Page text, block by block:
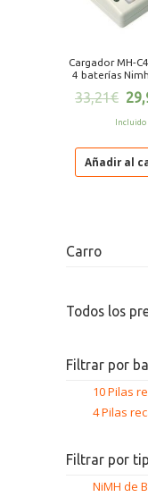
Cargador MH-
4 baterías
33,21€
Incluido
Añadir al
Carro
Todos los
Filtrar por
10 Pilas
4 Pilas
Filtrar por
NiMH de